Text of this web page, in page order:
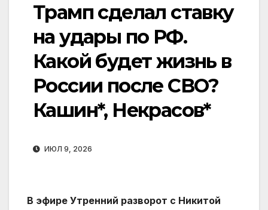
Трамп сделал ставку
на удары по РФ.
Какой будет жизнь в
России после СВО?
Кашин*, Некрасов*
ИЮЛ 9, 2026
В эфире Утренний разворот с Никитой